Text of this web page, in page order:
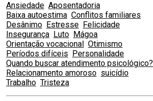
Ansiedade Aposentadoria
Baixa autoestima Conflitos familiares
Desânimo Estresse Felicidade
Insegurança Luto Mágoa
Orientação vocacional Otimismo
Períodos difíceis Personalidade
Quando buscar atendimento psicológico?
Relacionamento amoroso suicídio
Trabalho Tristeza